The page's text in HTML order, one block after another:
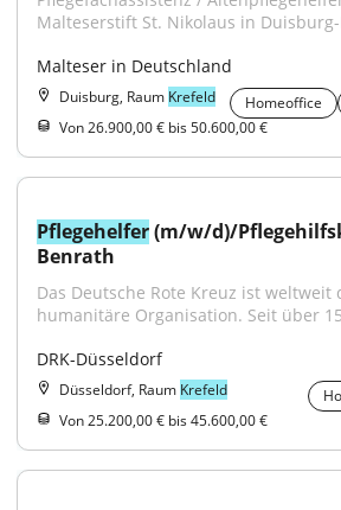
Malteserstift St. Nikolaus in
Malteser in Deutschland
Duisburg, Raum Krefeld Homeoffice
Von 26.900,00 € bis 50.600,00 €
Pflegehelfer (m/w/d)/
Benrath
Das Deutsche Rote Kreuz ist weltweit
humanitäre Organisation. Seit über
DRK-Düsseldorf
Düsseldorf, Raum Krefeld
Von 25.200,00 € bis 45.600,00 €